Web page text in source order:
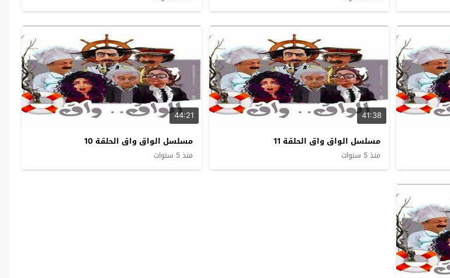
41:38
مسلسل الواق واق الحلقة 11
منذ 5 سنوات
44:21
مسلسل الواق واق الحلقة 10
منذ 5 سنوات